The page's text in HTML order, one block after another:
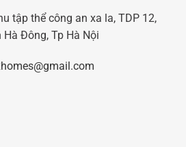
tập thể công an xa la, TDP 12,
Hà Đông, Tp Hà Nội